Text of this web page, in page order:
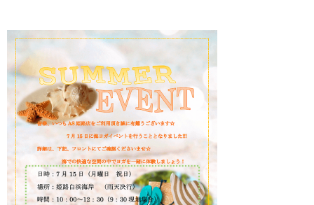
スタッフブログ
ご入会のご予約
お問い合わせ
採用情報
プライバシーポリシー